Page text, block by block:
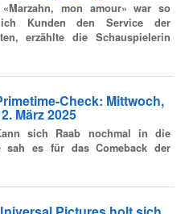
mon amour» war so
Kunden den Service der
erzählte die Schauspielerin
Check: Mittwoch,
März 2025
sich Raab nochmal in die
sah es für das Comeback der